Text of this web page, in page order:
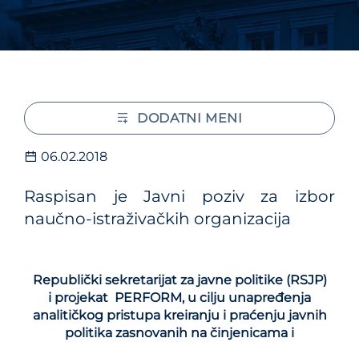
06.02.2018
Raspisan je Javni poziv za izbor
naučno-istraživačkih organizacija
Republički sekretarijat za javne politike (RSJP)
i projekat PERFORM, u cilju unapređenja
analitičkog pristupa kreiranju i praćenju javnih
politika zasnovanih na činjenicama i
DODATNI MENI